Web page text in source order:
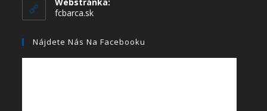
Webstránka:
fcbarca.sk
Nájdete Nás Na Facebooku